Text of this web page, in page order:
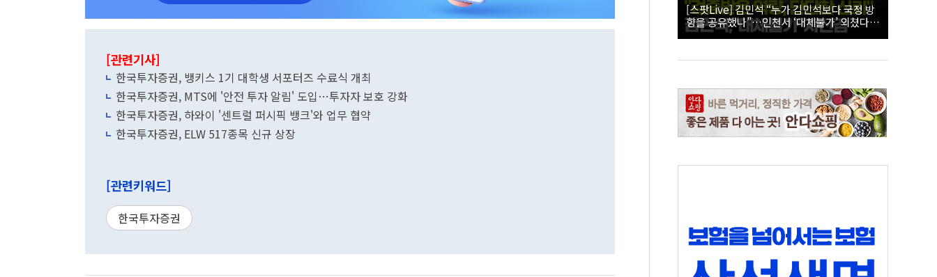
[관련기사]
한국투자증권, 뱅키스 1기 대학생 서포터즈 수료식 개최
한국투자증권, MTS에 '안전 투자 알림' 도입…투자자 보호 강화
한국투자증권, 하와이 '센트럴 퍼시픽 뱅크'와 업무 협약
한국투자증권, ELW 517종목 신규 상장
[관련키워드]
한국투자증권
[스팟Live] 김민석 “누가 김민석보다 국정 방
향을 공유했나”…인천서 ‘대체불가’ 외쳤다 |
26.08.08 더불어민주당 당대표·최고위원 후